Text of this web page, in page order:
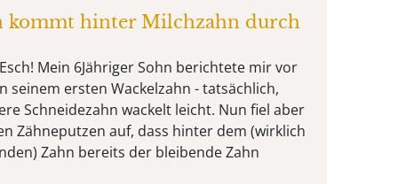
kommt hinter Milchzahn durch
Mein 6Jähriger Sohn berichtete mir vor
seinem ersten Wackelzahn - tatsächlich,
Schneidezahn wackelt leicht. Nun fiel aber
Zähneputzen auf, dass hinter dem (wirklich
Zahn bereits der bleibende Zahn